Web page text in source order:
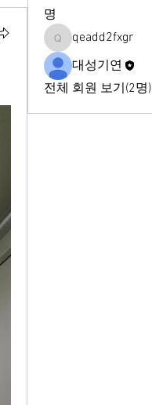
명
qeadd2fxgr
qeadd2fxgr
대성기연
전체 회원 보기(2명)